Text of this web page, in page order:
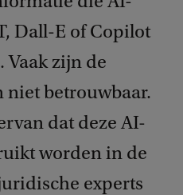
Dall-E of Copilot
Vaak zijn de
niet betrouwbaar.
dat deze AI-
worden in de
experts